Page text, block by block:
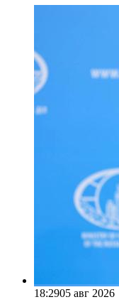
18:2905 авг 2026